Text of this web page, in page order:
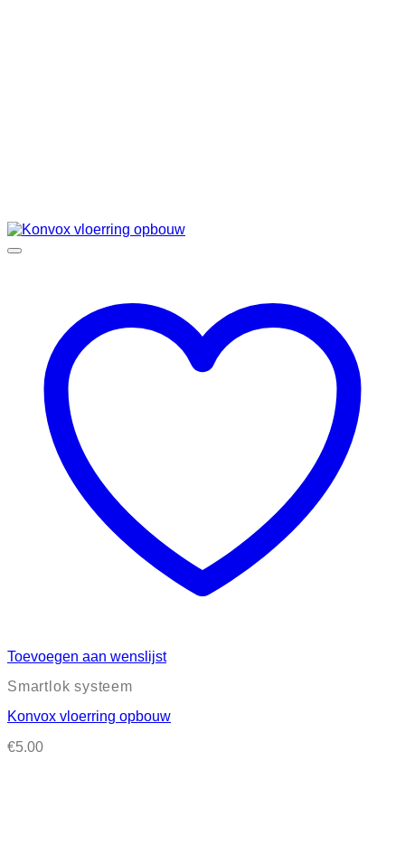
Toevoegen aan wenslijst
Smartlok systeem
Konvox vloerring opbouw
€5.00